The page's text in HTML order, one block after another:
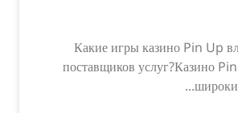
Какие игры казино Pin Up
поставщиков услуг?Казино